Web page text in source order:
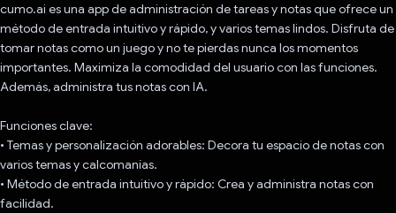
cumo.ai es una app de administración de tareas y notas que ofrece un
método de entrada intuitivo y rápido, y varios temas lindos. Disfruta de
tomar notas como un juego y no te pierdas nunca los momentos
importantes. Maximiza la comodidad del usuario con las funciones.
Además, administra tus notas con IA.
Funciones clave:
• Temas y personalización adorables: Decora tu espacio de notas con
varios temas y calcomanías.
• Método de entrada intuitivo y rápido: Crea y administra notas con
facilidad.